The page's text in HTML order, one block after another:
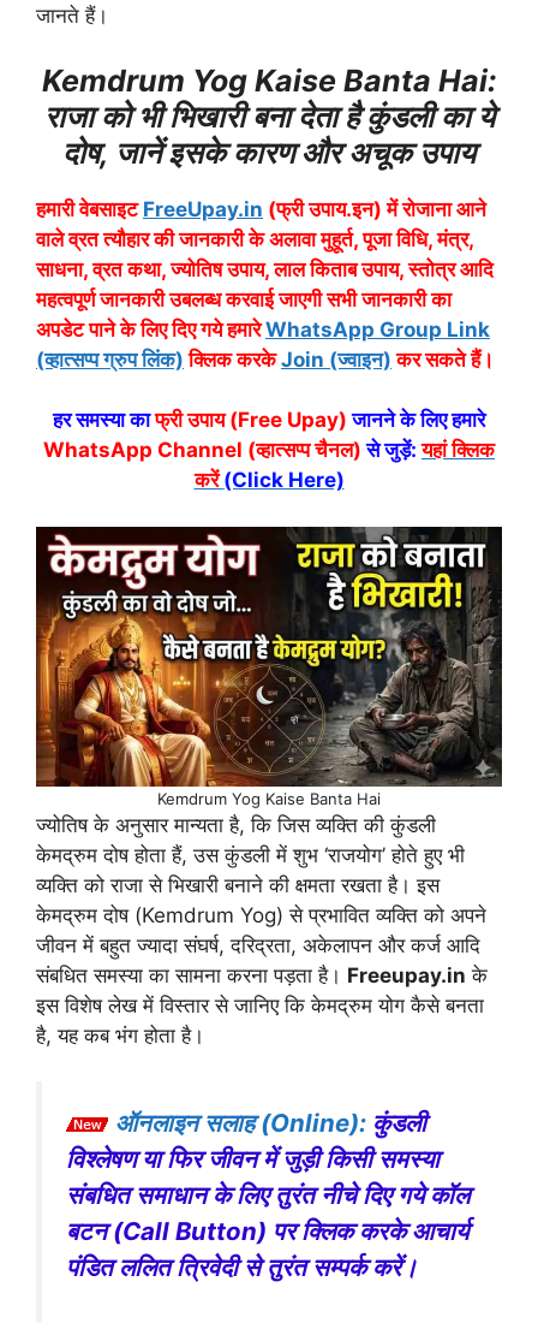
जानते हैं।
Kemdrum Yog Kaise Banta Hai:
राजा को भी भिखारी बना देता है कुंडली का ये
दोष, जानें इसके कारण और अचूक उपाय
हमारी वेबसाइट FreeUpay.in (फ्री उपाय.इन) में रोजाना आने
वाले व्रत त्यौहार की जानकारी के अलावा मुहूर्त, पूजा विधि, मंत्र,
साधना, व्रत कथा, ज्योतिष उपाय, लाल किताब उपाय, स्तोत्र आदि
महत्वपूर्ण जानकारी उबलब्ध करवाई जाएगी सभी जानकारी का
अपडेट पाने के लिए दिए गये हमारेWhatsApp Group Link
(व्हात्सप्प ग्रुप लिंक) क्लिक करकेJoin (ज्वाइन) कर सकते हैं।
हर समस्या काफ्री उपाय (Free Upay) जानने के लिए हमारे
WhatsApp Channel (व्हात्सप्प चैनल) से जुड़ें:यहां क्लिक
करें(Click Here)
Kemdrum Yog Kaise Banta Hai
ज्योतिष के अनुसार मान्यता है, कि जिस व्यक्ति की कुंडली
केमद्रुम दोष होता हैं, उस कुंडली में शुभ ‘राजयोग’ होते हुए भी
व्यक्ति को राजा से भिखारी बनाने की क्षमता रखता है। इस
केमद्रुम दोष (Kemdrum Yog) से प्रभावित व्यक्ति को अपने
जीवन में बहुत ज्यादा संघर्ष, दरिद्रता, अकेलापन और कर्ज आदि
संबधित समस्या का सामना करना पड़ता है। Freeupay.in के
इस विशेष लेख में विस्तार से जानिए कि केमद्रुम योग कैसे बनता
है, यह कब भंग होता है।
ऑनलाइन सलाह (Online): कुंडली
विश्लेषण या फिर जीवन में जुड़ी किसी समस्या
संबधित समाधान के लिए तुरंत नीचे दिए गये कॉल
बटन (Call Button) पर क्लिक करके आचार्य
पंडित ललित त्रिवेदी से तुरंत सम्पर्क करें।